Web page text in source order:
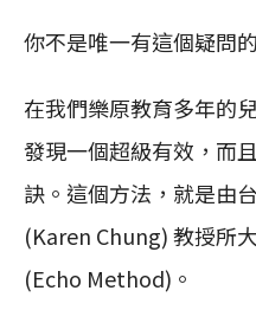
你不是唯一有這個疑問
在我們樂原教育多年的
發現一個超級有效，而
訣。這個方法，就是由
(Karen Chung) 教授所
(Echo Method)。